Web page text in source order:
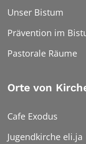
Unser Bistum
Prävention im
Pastorale Räume
Orte von
Cafe Exodus
Jugendkirche eli.ja